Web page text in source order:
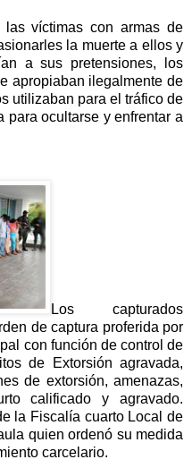
las víctimas con armas de
la muerte a ellos y
a sus pretensiones, los
apropiaban ilegalmente de
utilizaban para el tráfico de
para ocultarse y enfrentar a
Los capturados
de captura proferida por
con función de control de
de Extorsión agravada,
de extorsión, amenazas,
calificado y agravado.
la Fiscalía cuarto Local de
quien ordenó su medida
carcelario.